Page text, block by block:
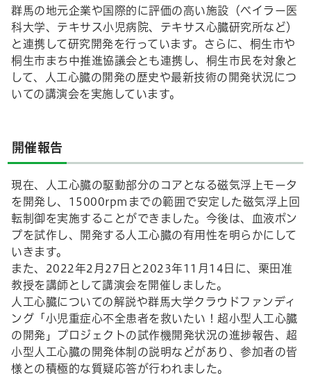
群馬の地元企業や国際的に評価の高い施設（ベイラー医
科大学、テキサス小児病院、テキサス心臓研究所など）
と連携して研究開発を行っています。さらに、桐生市や
桐生市まち中推進協議会とも連携し、桐生市民を対象と
して、人工心臓の開発の歴史や最新技術の開発状況につ
いての講演会を実施しています。
開催報告
現在、人工心臓の駆動部分のコアとなる磁気浮上モータ
を開発し、15000rpmまでの範囲で安定した磁気浮上回
転制御を実施することができました。今後は、血液ポン
プを試作し、開発する人工心臓の有用性を明らかにして
いきます。
また、2022年2月27日と2023年11 月 14 日に、栗田准
教授を講師として講演会を開催しました。
人工心臓についての解説や群馬大学クラウドファンディ
ング「小児重症心不全患者を救いたい！超小型人工心臓
の開発」プロジェクトの試作機開発状況の進捗報告、超
小型人工心臓の開発体制の説明などがあり、参加者の皆
様との積極的な質疑応答が行われました。